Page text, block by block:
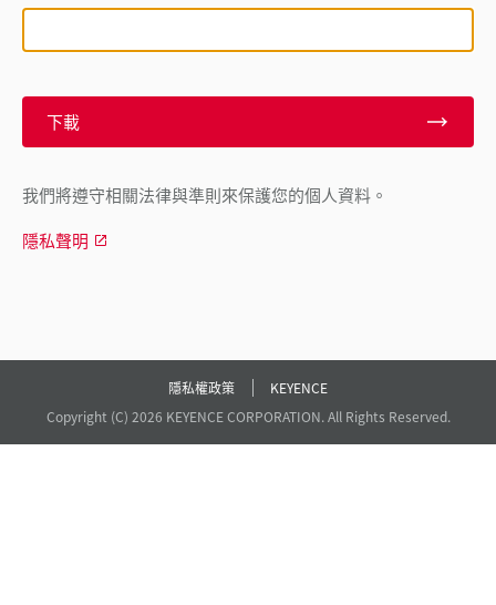
下載
我們將遵守相關法律與準則來保護您的個人資料。
隱私聲明
隱私權政策
KEYENCE
Copyright (C) 2026 KEYENCE CORPORATION. All Rights Reserved.